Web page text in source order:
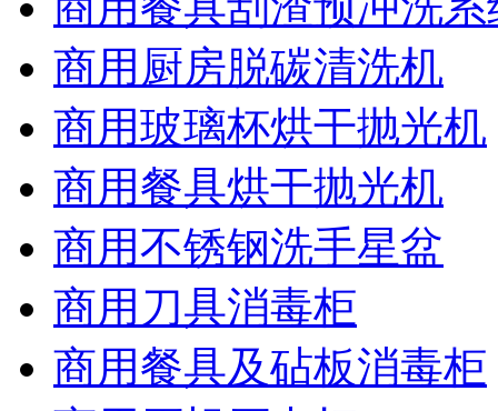
商用厨房脱碳清洗机
商用玻璃杯烘干抛光机
商用餐具烘干抛光机
商用不锈钢洗手星盆
商用刀具消毒柜
商用餐具及砧板消毒柜